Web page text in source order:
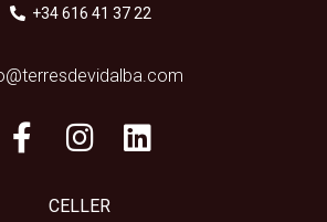
+34 616 41 37 22
CELLER